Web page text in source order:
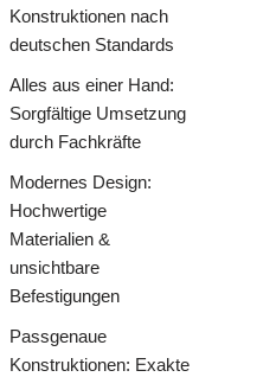
Konstruktionen nach
deutschen Standards
Alles aus einer Hand:
Sorgfältige Umsetzung
durch Fachkräfte
Modernes Design:
Hochwertige
Materialien &
unsichtbare
Befestigungen
Passgenaue
Konstruktionen: Exakte